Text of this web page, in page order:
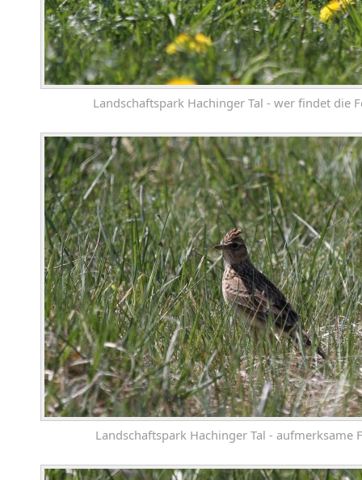
Landschaftspark Hachinger Tal - wer findet die
Landschaftspark Hachinger Tal - aufmerksame